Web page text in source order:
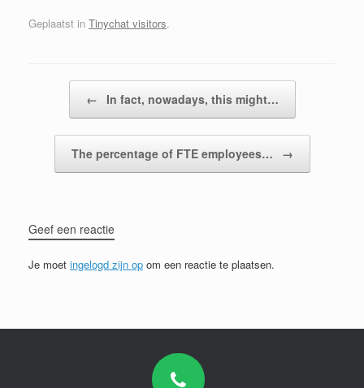
Geplaatst in Tinychat visitors.
← In fact, nowadays, this might…
The percentage of FTE employees… →
Geef een reactie
Je moet ingelogd zijn op om een reactie te plaatsen.